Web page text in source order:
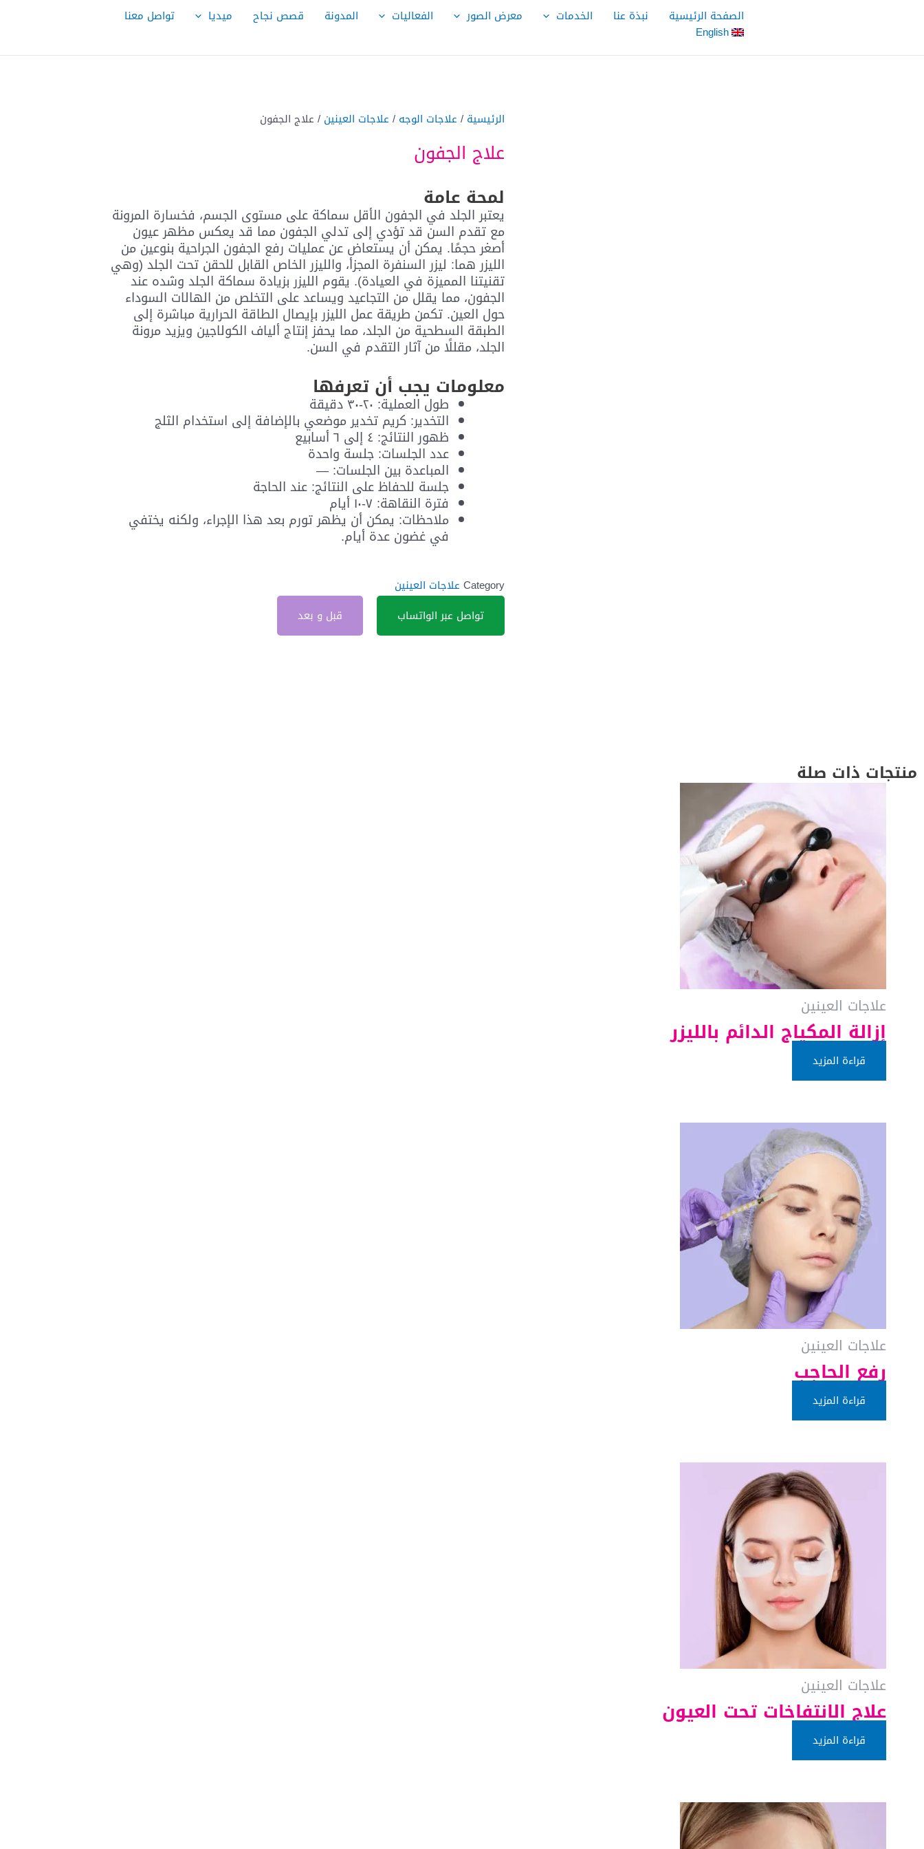
الصفحة الرئيسية نبذة عنا الخدمات معرض الصور الفعاليات المدونة قصص نجاح ميديا
تواصل معنا
English
الرئيسية / علاجات الوجه / علاجات العينين / علاج الجفون
علاج الجفون
لمحة عامة
يعتبر الجلد في الجفون الأقل سماكة على مستوى الجسم، فخسارة المرونة
مع تقدم السن قد تؤدي إلى تدلي الجفون مما قد يعكس مظهر عيون
أصغر حجمًا. يمكن أن يستعاض عن عمليات رفع الجفون الجراحية بنوعين من
الليزر هما: ليزر السنفرة المجزأ، والليزر الخاص القابل للحقن تحت الجلد (وهي
تقنيتنا المميزة في العيادة). يقوم الليزر بزيادة سماكة الجلد وشده عند
الجفون، مما يقلل من التجاعيد ويساعد على التخلص من الهالات السوداء
حول العين. تكمن طريقة عمل الليزر بإيصال الطاقة الحرارية مباشرة إلى
الطبقة السطحية من الجلد، مما يحفز إنتاج ألياف الكولاجين ويزيد مرونة
الجلد، مقللًا من آثار التقدم في السن.
معلومات يجب أن تعرفها
طول العملية: ٢٠-٣٠ دقيقة
التخدير: كريم تخدير موضعي بالإضافة إلى استخدام الثلج
ظهور النتائج: ٤ إلى ٦ أسابيع
عدد الجلسات: جلسة واحدة
المباعدة بين الجلسات: —
جلسة للحفاظ على النتائج: عند الحاجة
فترة النقاهة: ٧-١٠ أيام
ملاحظات: يمكن أن يظهر تورم بعد هذا الإجراء، ولكنه يختفي
في غضون عدة أيام.
Category علاجات العينين
تواصل عبر الواتساب
قبل و بعد
منتجات ذات صلة
علاجات العينين
إزالة المكياج الدائم بالليزر
قراءة المزيد
علاجات العينين
رفع الحاجب
قراءة المزيد
علاجات العينين
علاج الانتفاخات تحت العيون
قراءة المزيد